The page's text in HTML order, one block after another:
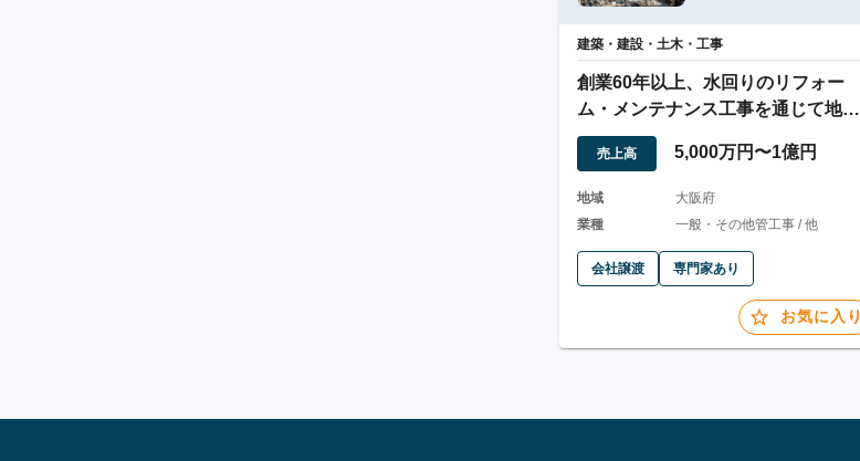
建築・建設・土木・工事
創業60年以上、水回りのリフォー
ム・メンテナンス工事を通じて地域
を支えてきました
売上高 5,000万円〜1億円
地域
大阪府
業種
一般・その他管工事 / 他
会社譲渡 専門家あり
お気に入り